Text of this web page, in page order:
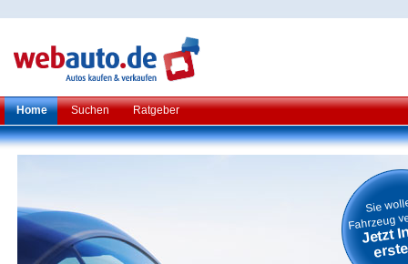
Home Suchen Ratgeber
Sie
Fahrzeug
Jetzt